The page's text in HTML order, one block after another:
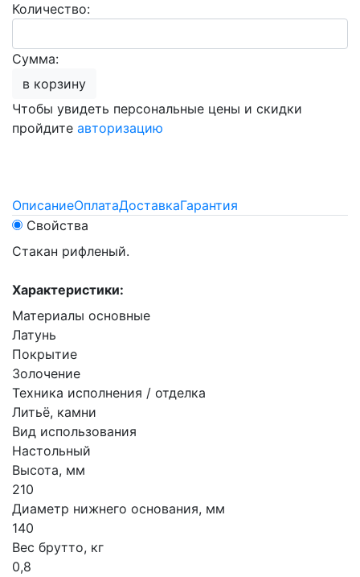
Количество:
Сумма:
в корзину
Чтобы увидеть персональные цены и скидки
пройдите авторизацию
ОписаниеОплатаДоставкаГарантия
Свойства
Стакан рифленый.
Характеристики:
Материалы основные
Латунь
Покрытие
Золочение
Техника исполнения / отделка
Литьё, камни
Вид использования
Настольный
Высота, мм
210
Диаметр нижнего основания, мм
140
Вес брутто, кг
0,8